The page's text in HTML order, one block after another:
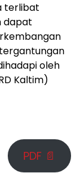
terlibat
dapat
oleh
Kaltim)
PDF 📄